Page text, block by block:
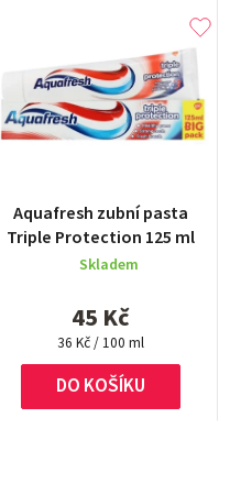
Aquafresh zubní pasta
Triple Protection 125 ml
hodnocení
produktu
je
z
5
hvězdiček.
Skladem
45 Kč
Měrná
cena:
36 Kč / 100 ml
DO KOŠÍKU